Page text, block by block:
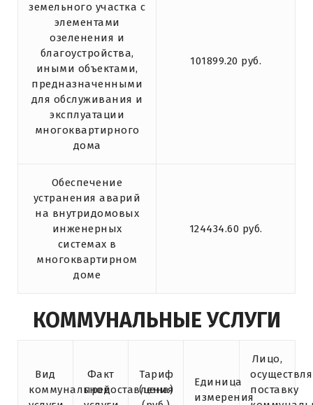
земельного участка с
элементами
озеленения и
благоустройства,
иными объектами,
предназначенными
для обслуживания и
эксплуатации
многоквартирного
дома
101899.20 руб.
Обеспечение
устранения аварий
на внутридомовых
инженерных
системах в
многоквартирном
доме
124434.60 руб.
КОММУНАЛЬНЫЕ УСЛУГИ
Вид
коммунальной
Факт
предоставления
Тариф
(цена)
Единица
измерения
Лицо,
поставку